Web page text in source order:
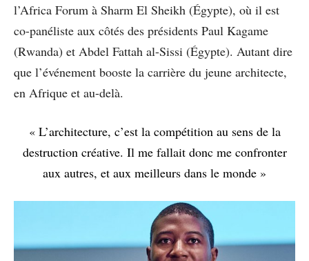
l’Africa Forum à Sharm El Sheikh (Égypte), où il est
co-panéliste aux côtés des présidents Paul Kagame
(Rwanda) et Abdel Fattah al-Sissi (Égypte). Autant dire
que l’événement booste la carrière du jeune architecte,
en Afrique et au-delà.
« L’architecture, c’est la compétition au sens de la
destruction créative. Il me fallait donc me confronter
aux autres, et aux meilleurs dans le monde »